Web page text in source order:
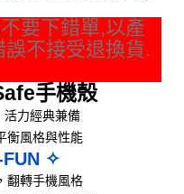
要下錯單,以產
不接受退換貨.
手機殼
活力經典兼備
衡風格與性能
✧
翻轉手機風格